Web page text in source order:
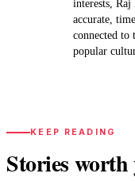
interests,
accurate,
connected to
popular
KEEP READING
Stories